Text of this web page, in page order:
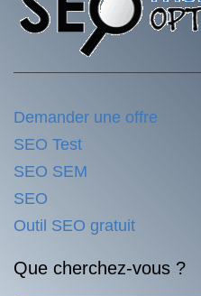
Demander une offre
SEO Test
SEO SEM
SEO
Outil SEO gratuit
Que cherchez-vous ?